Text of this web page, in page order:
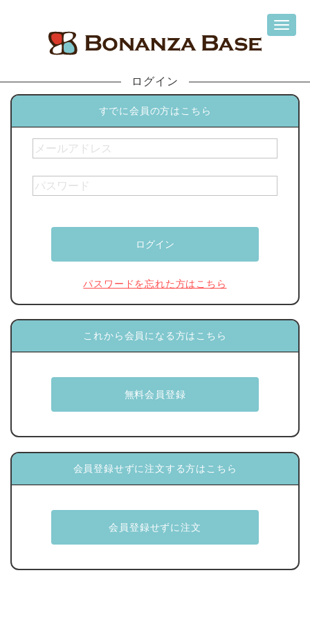
ログイン
すでに会員の方はこちら
パスワードを忘れた方はこちら
これから会員になる方はこちら
会員登録せずに注文する方はこちら